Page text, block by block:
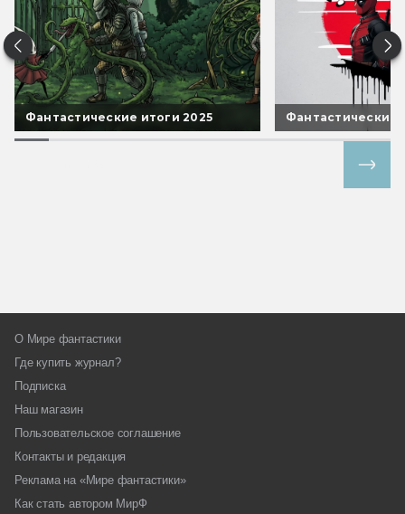
Фантастические итоги 2025 Фантастические
О Мире фантастики
Где купить журнал?
Подписка
Наш магазин
Пользовательское соглашение
Контакты и редакция
Реклама на «Мире фантастики»
Как стать автором МирФ